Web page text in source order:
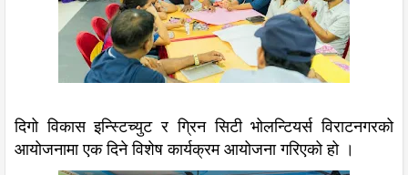
दिगो विकास इन्स्टिच्युट र ग्रिन सिटी भोलन्टियर्स विराटनगरको
आयोजनामा एक दिने विशेष कार्यक्रम आयोजना गरिएको हो ।